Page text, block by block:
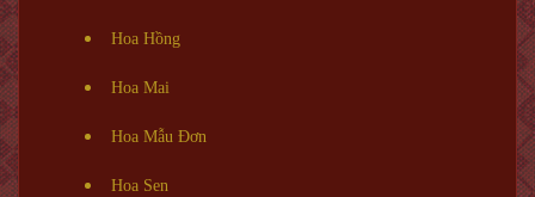
Hoa Hồng
Hoa Mai
Hoa Mẫu Đơn
Hoa Sen